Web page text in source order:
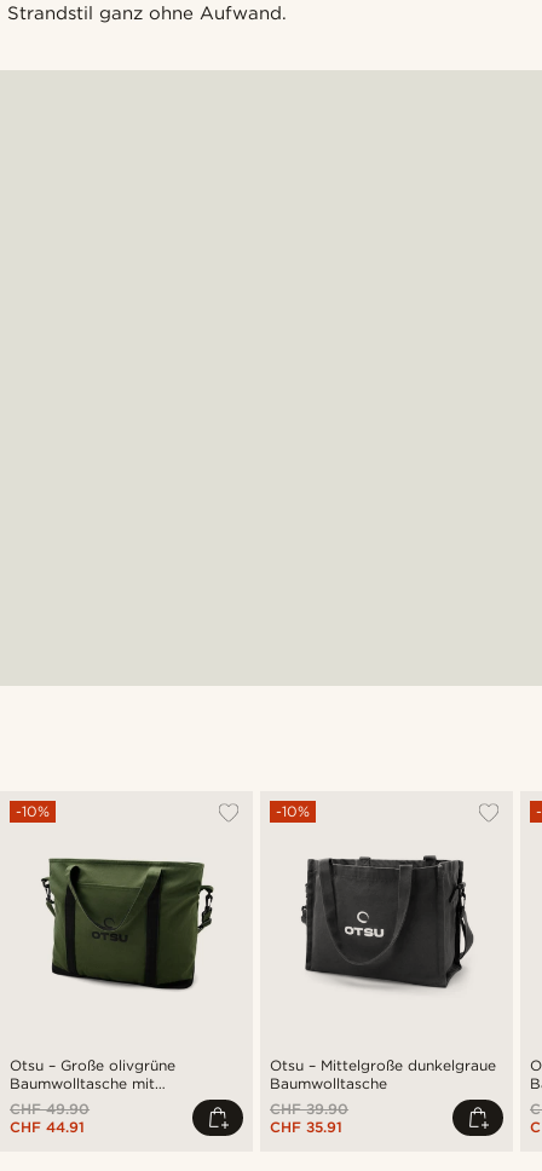
Strandstil ganz ohne Aufwand.
Otsu – Große olivgrüne
Baumwolltasche mit
Reißverschluss
-10%
CHF 49.90
CHF 44.91
Otsu – Mittelgroße dunkelgraue
Baumwolltasche
-10%
CHF 39.90
CHF 35.91